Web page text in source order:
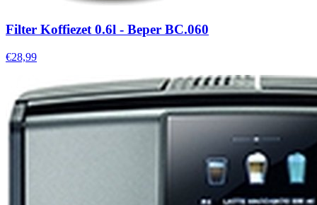
Filter Koffiezet 0.6l - Beper BC.060
€28,99